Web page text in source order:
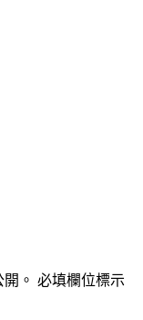
。 必填欄位標示